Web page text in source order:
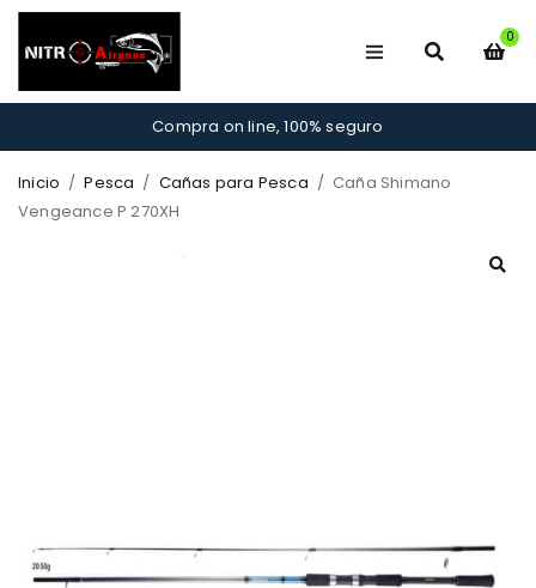
0
Compra on line, 100% seguro
Inicio / Pesca / Cañas para Pesca / Caña Shimano
Vengeance P 270XH